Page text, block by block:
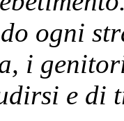
ogni
i
e di